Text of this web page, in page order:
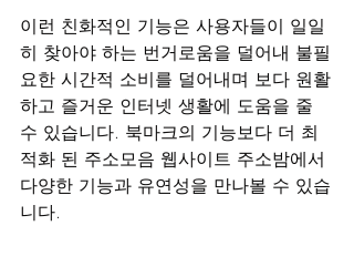
이런 친화적인 기능은 사용자들이 일일
히 찾아야 하는 번거로움을 덜어내 불필
요한 시간적 소비를 덜어내며 보다 원활
하고 즐거운 인터넷 생활에 도움을 줄
수 있습니다. 북마크의 기능보다 더 최
적화 된 주소모음 웹사이트 주소밤에서
다양한 기능과 유연성을 만나볼 수 있습
니다.